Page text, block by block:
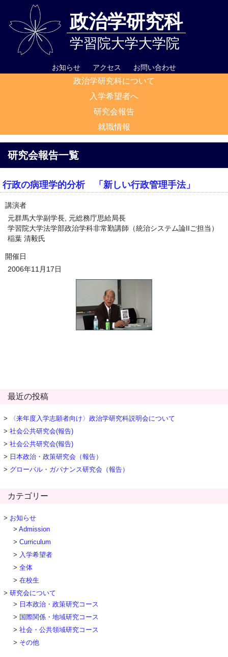
政治学研究科
学習院大学大学院
お知らせ アクセス お問い合わせ
政治学研究科について
入学希望者へ
研究会報告
就職情報
研究会報告一覧
行政の病理学的分析 「新しい行政管理手法」
講演者
元群馬大学副学長, 元総務庁思給局長
学習院大学法学部政治学科非常勤講師（統治システム論IIご担当）
稲葉 清毅氏
開催日
2006年11月17日
最近の投稿
〈来年度入学志願者向け〉政治学研究科説明会について
社会公共研究会(報告)
社会公共研究会(報告)
日本政治・政策研究会（報告）
グローバル・ガバナンス研究会（報告）
カテゴリー
お知らせ
Admission
Curriculum
入学希望者
全体
在校生
研究会について
日本政治・政策研究コース
国際関係・地域研究コース
社会・公共領域研究コース
その他